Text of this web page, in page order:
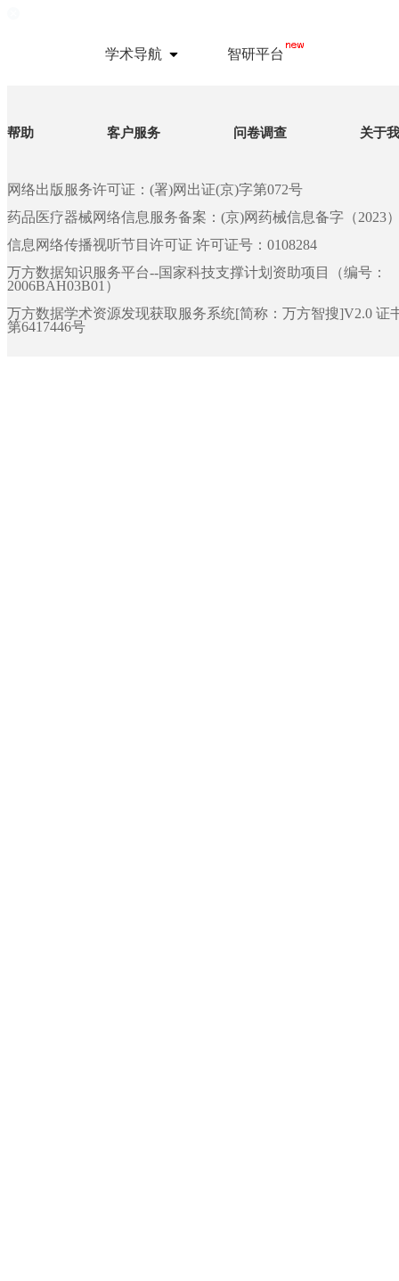
学术导航 智研平台
帮助 客户服务 问卷调查 关于
网络出版服务许可证：(署)网出证(京)字第072号
药品医疗器械网络信息服务备案：(京)网药械信息备字（2023
信息网络传播视听节目许可证 许可证号：0108284
万方数据知识服务平台--国家科技支撑计划资助项目（编号：
2006BAH03B01）
万方数据学术资源发现获取服务系统[简称：万方智搜]V2.0 证
第6417446号